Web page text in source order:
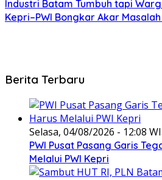
Industri Batam Tumbuh tapi
Kepri–PWI Bongkar Akar
Berita Terbaru
Selasa, 04/08/2026 - 12:08
PWI Pusat Pasang Garis
Melalui PWI Kepri